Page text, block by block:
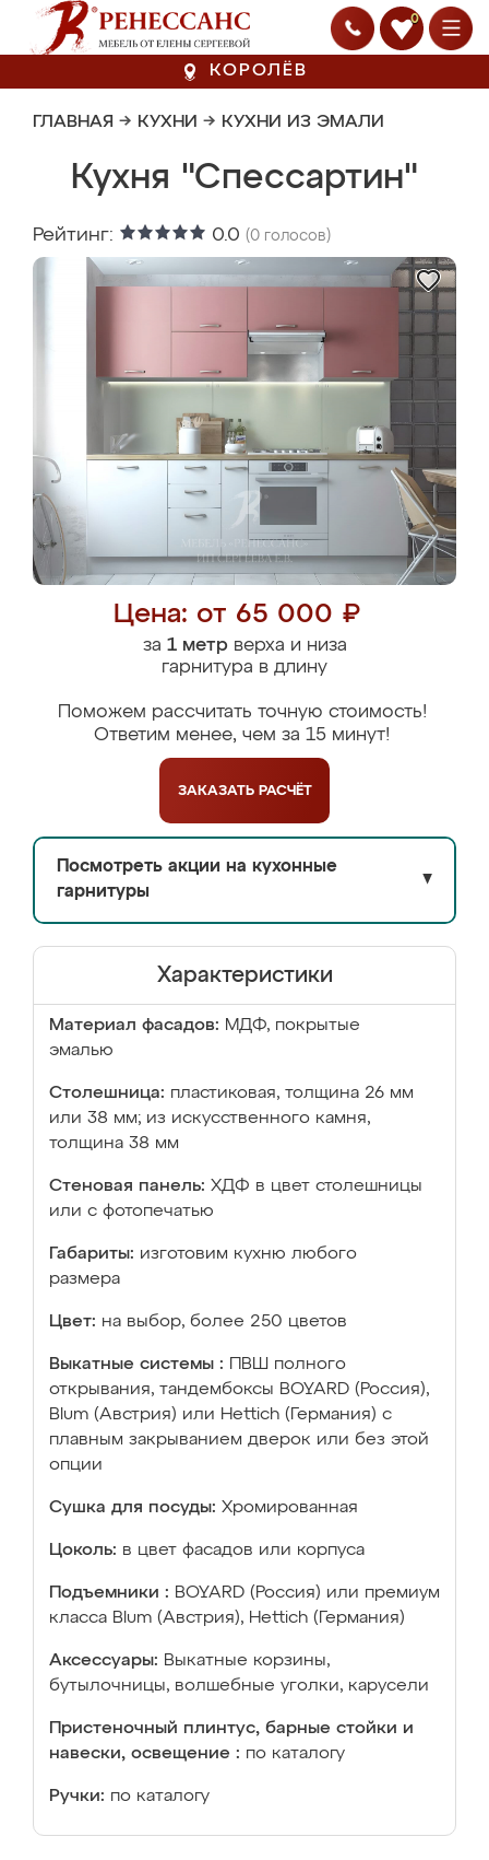
0
КОРОЛЁВ
ГЛАВНАЯ → КУХНИ → КУХНИ ИЗ ЭМАЛИ
Кухня "Спессартин"
Рейтинг: 0.0 (0 голосов)
Цена: от 65 000 ₽
за 1 метрверха и низа
гарнитура в длину
Поможем рассчитать точную стоимость!
Ответим менее, чем за 15 минут!
ЗАКАЗАТЬ РАСЧЁТ
Посмотреть акции на кухонные
гарнитуры
▼
Характеристики
Материал фасадов: МДФ, покрытые
эмалью
Столешница: пластиковая, толщина 26 мм
или 38 мм; из искусственного камня,
толщина 38 мм
Стеновая панель: ХДФ в цвет столешницы
или с фотопечатью
Габариты: изготовим кухню любого
размера
Цвет: на выбор, более 250 цветов
Выкатные системы :
ПВШ полного
открывания, тандембоксы BOYARD (Россия),
Blum (Австрия) или Hettich (Германия) с
плавным закрыванием дверок или без этой
опции
Сушка для посуды: Хромированная
Цоколь: в цвет фасадов или корпуса
Подъемники : BOYARD (Россия) или премиум
класса Blum (Австрия), Hettich (Германия)
Аксессуары: Выкатные корзины,
бутылочницы, волшебные уголки, карусели
Пристеночный плинтус, барные стойки и
навески, освещение : по каталогу
Ручки: по каталогу